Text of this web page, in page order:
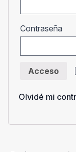
Contraseña
Acceso
Olvidé mi